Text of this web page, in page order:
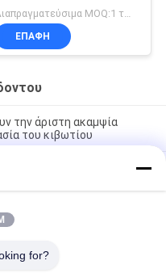
πίνακας
345g C1S
Διαπραγματεύσιμα MOQ:1 τόνος
ΕΠΑΦΉ
την άριστη ακαμψία
του κιβωτίου
τον πίνακα FBB για τα
1000mm
εγγράφου ύψους
στιλπνό για τη
for?